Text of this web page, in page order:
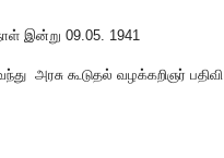
இன்று 09.05. 1941
அரசு கூடுதல் வழக்கறிஞர் பதிவி